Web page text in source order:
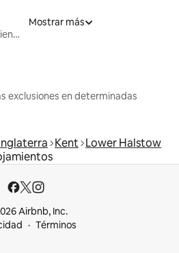
Renta mensual de alojamientos
Mostrar más
exclusiones en determinadas
Kent Lower Halstow
Airbnb, Inc.
Términos